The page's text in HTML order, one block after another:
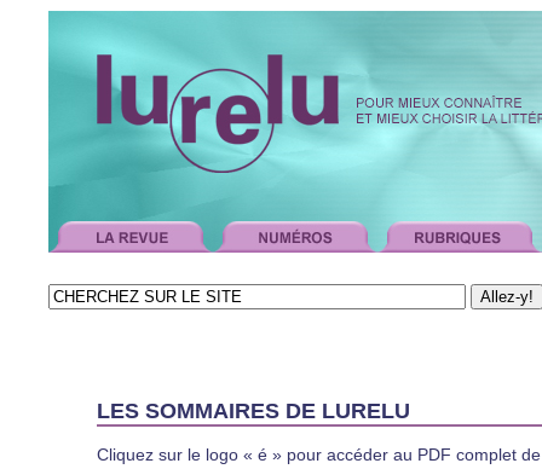
LES SOMMAIRES DE LURELU
Cliquez sur le logo « é » pour accéder au PDF complet